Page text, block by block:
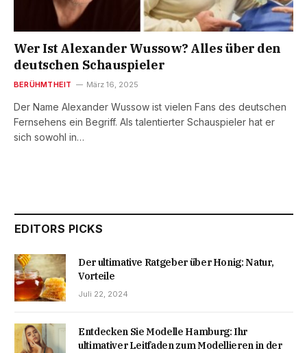
Wer Ist Alexander Wussow? Alles über den
deutschen Schauspieler
BERÜHMTHEIT März 16, 2025
Der Name Alexander Wussow ist vielen Fans des deutschen
Fernsehens ein Begriff. Als talentierter Schauspieler hat er
sich sowohl in…
EDITORS PICKS
Der ultimative Ratgeber über Honig: Natur,
Vorteile
Juli 22, 2024
Entdecken Sie Modelle Hamburg: Ihr
ultimativer Leitfaden zum Modellieren in der